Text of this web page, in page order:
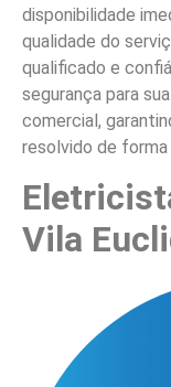
disponibilidade
qualidade do
qualificado e
segurança para
comercial,
resolvido de
Vila